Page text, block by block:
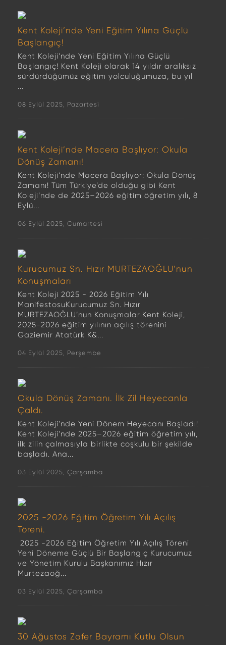
Kent Koleji’nde Yeni Eğitim Yılına Güçlü
Başlangıç!
Kent Koleji’nde Yeni Eğitim Yılına Güçlü
Başlangıç! Kent Koleji olarak 14 yıldır aralıksız
sürdürdüğümüz eğitim yolculuğumuza, bu yıl
...
08 Eylül 2025, Pazartesi
Kent Koleji’nde Macera Başlıyor: Okula
Dönüş Zamanı!
Kent Koleji’nde Macera Başlıyor: Okula Dönüş
Zamanı! Tüm Türkiye’de olduğu gibi Kent
Koleji’nde de 2025–2026 eğitim öğretim yılı, 8
Eylü...
06 Eylül 2025, Cumartesi
Kurucumuz Sn. Hızır MURTEZAOĞLU’nun
Konuşmaları
Kent Koleji 2025 - 2026 Eğitim Yılı
ManifestosuKurucumuz Sn. Hızır
MURTEZAOĞLU’nun KonuşmalarıKent Koleji,
2025-2026 eğitim yılının açılış törenini
Gaziemir Atatürk K&...
04 Eylül 2025, Perşembe
Okula Dönüş Zamanı. İlk Zil Heyecanla
Çaldı.
Kent Koleji’nde Yeni Dönem Heyecanı Başladı!
Kent Koleji’nde 2025–2026 eğitim öğretim yılı,
ilk zilin çalmasıyla birlikte coşkulu bir şekilde
başladı. Ana...
03 Eylül 2025, Çarşamba
2025 -2026 Eğitim Öğretim Yılı Açılış
Töreni.
2025 -2026 Eğitim Öğretim Yılı Açılış Töreni
Yeni Döneme Güçlü Bir Başlangıç Kurucumuz
ve Yönetim Kurulu Başkanımız Hızır
Murtezaoğ...
03 Eylül 2025, Çarşamba
30 Ağustos Zafer Bayramı Kutlu Olsun